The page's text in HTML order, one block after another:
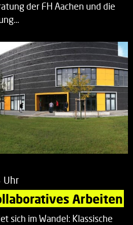
der FH Aachen und die
Uhr
Arbeiten
sich im Wandel: Klassische